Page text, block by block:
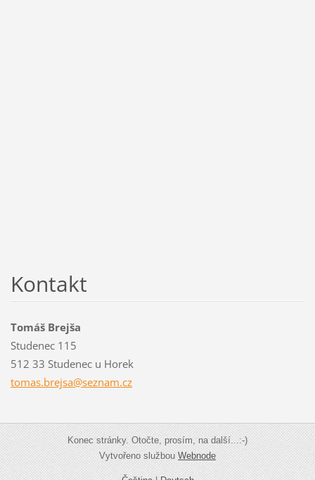
Kontakt
Tomáš Brejša
Studenec 115
512 33 Studenec u Horek
tomas.brejsa@seznam.cz
Konec stránky. Otočte, prosím, na další...:-)
Vytvořeno službouWebnode